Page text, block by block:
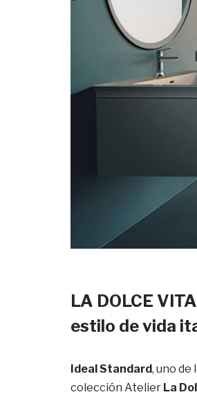
LA DOLCE VITA
estilo de vida
Ideal Standard, uno de
colección Atelier La